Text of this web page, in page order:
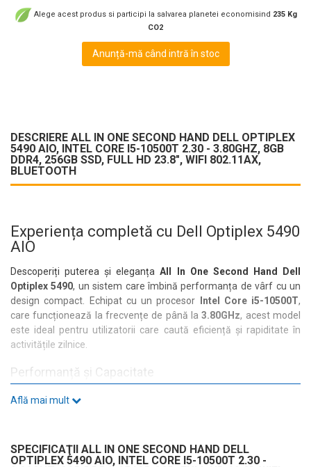
Alege acest produs si participi la salvarea planetei economisind 235 Kg
CO2
Anunță-mă când intră în stoc
DESCRIERE ALL IN ONE SECOND HAND DELL OPTIPLEX
5490 AIO, INTEL CORE I5-10500T 2.30 - 3.80GHZ, 8GB
DDR4, 256GB SSD, FULL HD 23.8", WIFI ‎802.11AX,
BLUETOOTH
Experiența completă cu Dell Optiplex 5490
AIO
Descoperiți puterea și eleganțaAll In One Second Hand Dell
Optiplex 5490, un sistem care îmbină performanța de vârf cu un
design compact. Echipat cu un procesor
Intel Core i5-10500T,
care funcționează la frecvențe de până la3.80GHz, acest model
este ideal pentru utilizatorii care caută eficiență și rapiditate în
activitățile zilnice.
Performanță și Capacitate
Cu8GB de RAM DDR4
Display și Grafică
Află mai mult
SPECIFICAŢII ALL IN ONE SECOND HAND DELL
OPTIPLEX 5490 AIO, INTEL CORE I5-10500T 2.30 -